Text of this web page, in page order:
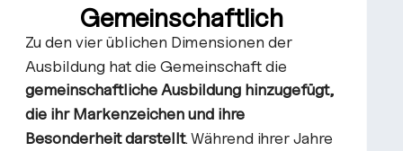
Gemeinschaftlich
Zu den vier üblichen Dimensionen der
Ausbildung hat die Gemeinschaft die
gemeinschaftliche Ausbildung hinzugefügt,
die ihr Markenzeichen und ihre
Besonderheit darstellt. Während ihrer Jahre